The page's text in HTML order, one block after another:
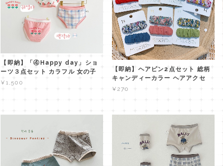
【即納】「④Happy day」ショ
ーツ３点セット カラフル 女の子
¥1,500
【即納】ヘアピン2点セット 総柄
キャンディーカラー ヘアアクセ
¥270